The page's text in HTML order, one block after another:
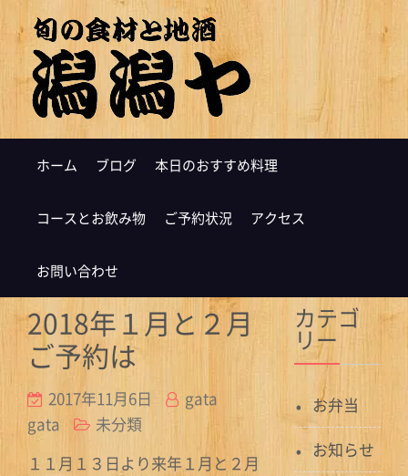
ホーム ブログ 本日のおすすめ料理
コースとお飲み物 ご予約状況 アクセス
お問い合わせ
2018年１月と２月
ご予約は
2017年11月6日
gata
gata
未分類
１１月１３日より来年１月と２月
カテゴ
リー
お弁当
お知らせ